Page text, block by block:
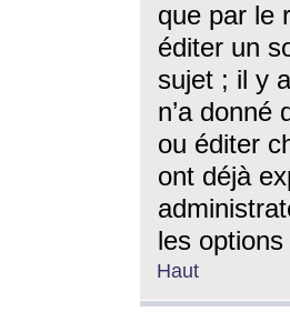
que par le
éditer un
sujet ; il y
n’a donné
ou éditer
ont déjà
les
Haut